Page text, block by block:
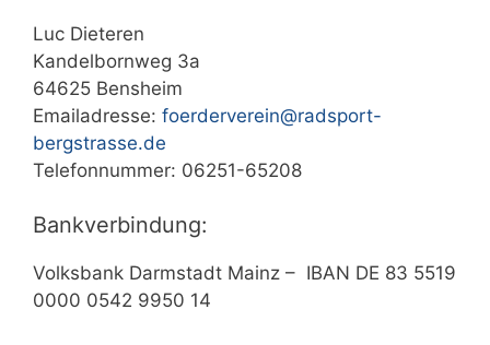
Luc Dieteren
Kandelbornweg 3a
64625 Bensheim
Emailadresse: foerderverein@radsport-
bergstrasse.de
Telefonnummer: 06251-65208
Bankverbindung:
Volksbank Darmstadt Mainz – IBAN DE 83 5519
0000 0542 9950 14